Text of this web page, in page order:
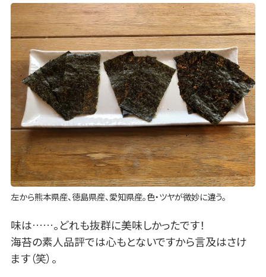
左から熊本県産、徳島県産、愛知県産。色・ツヤが微妙に違う。
味は……。どれも抜群に美味しかったです！
海苔の素人品評では心もとないですから言及はさけ
ます（笑）。